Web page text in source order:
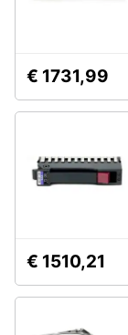
€ 1731,99
€ 1510,21